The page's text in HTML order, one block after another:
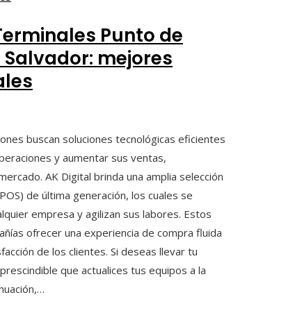
Punto de
Salvador: mejores
buscan soluciones tecnológicas eficientes
y aumentar sus ventas,
AK Digital brinda una amplia selección
de última generación, los cuales se
empresa y agilizan sus labores. Estos
ofrecer una experiencia de compra fluida
de los clientes. Si deseas llevar tu
que actualices tus equipos a la